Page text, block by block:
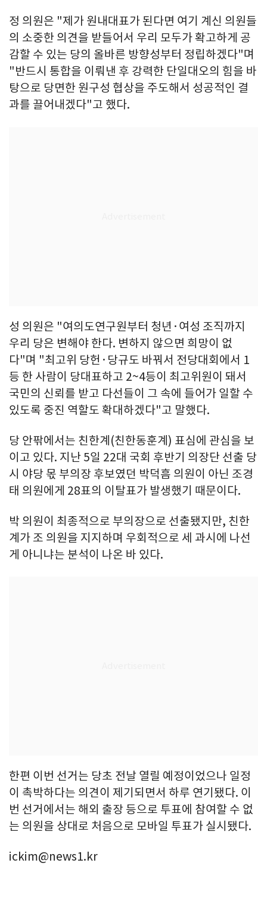
정 의원은 "제가 원내대표가 된다면 여기 계신 의원들
의 소중한 의견을 받들어서 우리 모두가 확고하게 공
감할 수 있는 당의 올바른 방향성부터 정립하겠다"며
"반드시 통합을 이뤄낸 후 강력한 단일대오의 힘을 바
탕으로 당면한 원구성 협상을 주도해서 성공적인 결
과를 끌어내겠다"고 했다.
성 의원은 "여의도연구원부터 청년·여성 조직까지
우리 당은 변해야 한다. 변하지 않으면 희망이 없
다"며 "최고위 당헌·당규도 바꿔서 전당대회에서 1
등 한 사람이 당대표하고 2~4등이 최고위원이 돼서
국민의 신뢰를 받고 다선들이 그 속에 들어가 일할 수
있도록 중진 역할도 확대하겠다"고 말했다.
당 안팎에서는 친한계(친한동훈계) 표심에 관심을 보
이고 있다. 지난 5일 22대 국회 후반기 의장단 선출 당
시 야당 몫 부의장 후보였던 박덕흠 의원이 아닌 조경
태 의원에게 28표의 이탈표가 발생했기 때문이다.
박 의원이 최종적으로 부의장으로 선출됐지만, 친한
계가 조 의원을 지지하며 우회적으로 세 과시에 나선
게 아니냐는 분석이 나온 바 있다.
한편 이번 선거는 당초 전날 열릴 예정이었으나 일정
이 촉박하다는 의견이 제기되면서 하루 연기됐다. 이
번 선거에서는 해외 출장 등으로 투표에 참여할 수 없
는 의원을 상대로 처음으로 모바일 투표가 실시됐다.
ickim@news1.kr